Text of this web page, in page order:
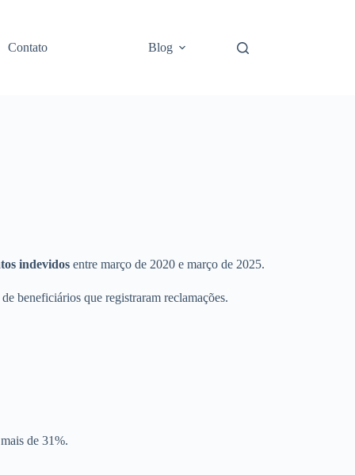
Contato Blog
indevidos entre março de 2020 e março de 2025.
beneficiários que registraram reclamações.
de 31%.